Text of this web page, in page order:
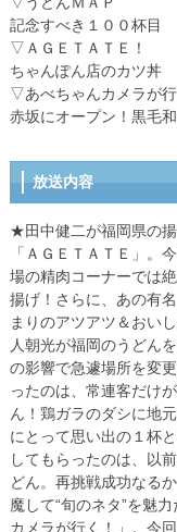
記念すべき１００杯目
▽ＡＧＥＴＡＴＥ！
ちゃんぽん店のカツ丼
▽あべちゃんカメラが行
赤坂にオープン！黒毛
放送内容
★田中健二が福岡県の
「ＡＧＥＴＡＴＥ」。
場の精肉コーナーでは
揚げ！さらに、あの有
まりのアツアツ＆おい
人朝光が福岡のうどん
の影響で急遽場所を変
ったのは、常連客だけ
ん！鶏ガラのダシに地
にとって思い出の１杯
してもらったのは、以
どん。再挑戦成功なる
魔して“旬のネタ”を魅
カメラが行く！」。今